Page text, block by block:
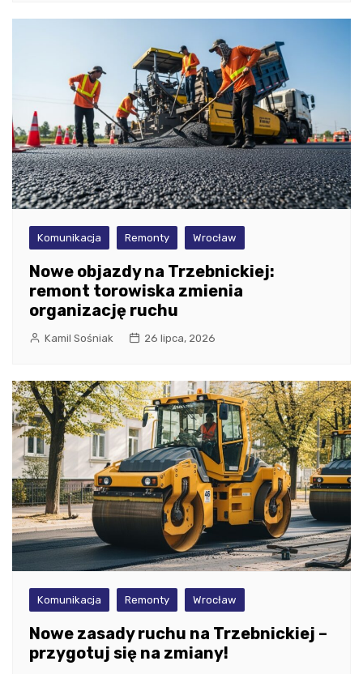
Komunikacja Remonty Wrocław
Nowe objazdy na Trzebnickiej:
remont torowiska zmienia
organizację ruchu
Kamil Sośniak 26 lipca, 2026
Komunikacja Remonty Wrocław
Nowe zasady ruchu na Trzebnickiej –
przygotuj się na zmiany!